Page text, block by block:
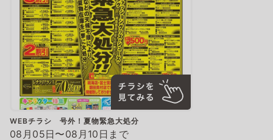
WEBチラシ 号外！夏物緊急大処分
08月05日〜08月10日まで